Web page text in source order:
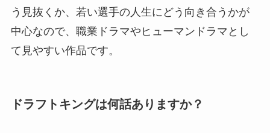
う見抜くか、若い選手の人生にどう向き合うかが
中心なので、職業ドラマやヒューマンドラマとし
て見やすい作品です。
ドラフトキングは何話ありますか？